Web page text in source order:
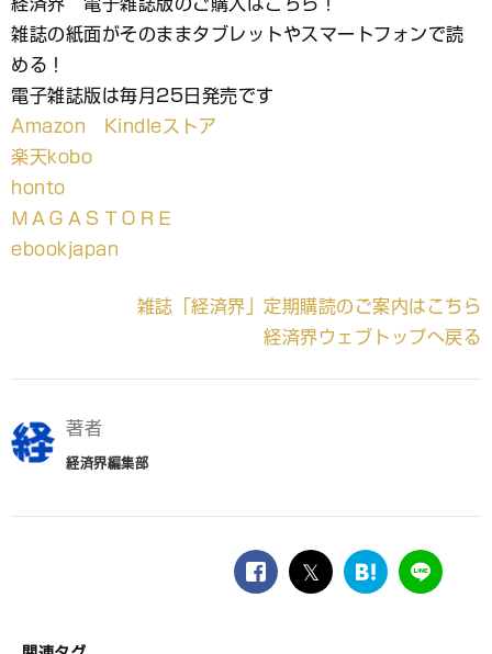
経済界 電子雑誌版のご購入はこちら！
雑誌の紙面がそのままタブレットやスマートフォンで読
める！
電子雑誌版は毎月25日発売です
Amazon Kindleストア
楽天kobo
honto
ＭＡＧＡＳＴＯＲＥ
ebookjapan
雑誌「経済界」定期購読のご案内はこちら
経済界ウェブトップへ戻る
著者
経済界編集部
facebook
twitter
は
LINE